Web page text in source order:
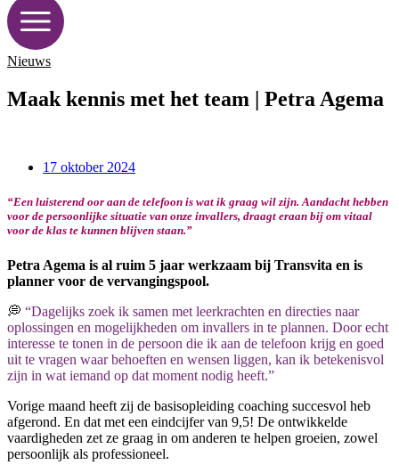
Nieuws
Maak kennis met het team | Petra Agema
17 oktober 2024
“Een luisterend oor aan de telefoon is wat ik graag wil zijn. Aandacht hebben
voor de persoonlijke situatie van onze invallers, draagt eraan bij om vitaal
voor de klas te kunnen blijven staan.”
Petra Agema is al ruim 5 jaar werkzaam bij Transvita en is
planner voor de vervangingspool.
💭 “Dagelijks zoek ik samen met leerkrachten en directies naar
oplossingen en mogelijkheden om invallers in te plannen. Door echt
interesse te tonen in de persoon die ik aan de telefoon krijg en goed
uit te vragen waar behoeften en wensen liggen, kan ik betekenisvol
zijn in wat iemand op dat moment nodig heeft.”
Vorige maand heeft zij de basisopleiding coaching succesvol heb
afgerond. En dat met een eindcijfer van 9,5! De ontwikkelde
vaardigheden zet ze graag in om anderen te helpen groeien, zowel
persoonlijk als professioneel.